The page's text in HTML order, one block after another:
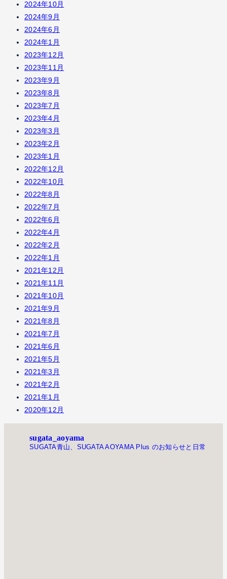
2024年10月
2024年9月
2024年6月
2024年1月
2023年12月
2023年11月
2023年9月
2023年8月
2023年7月
2023年4月
2023年3月
2023年2月
2023年1月
2022年12月
2022年10月
2022年8月
2022年7月
2022年6月
2022年4月
2022年2月
2022年1月
2021年12月
2021年11月
2021年10月
2021年9月
2021年8月
2021年7月
2021年6月
2021年5月
2021年3月
2021年2月
2021年1月
2020年12月
sugata_aoyama
SUGATA青山、SUGATA AOYAMA Plus のお知らせと日常